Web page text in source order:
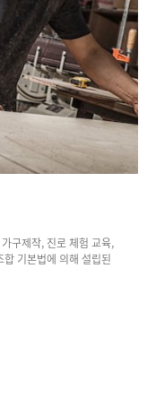
구제작, 진로 체험 교육,
기본법에 의해 설립된